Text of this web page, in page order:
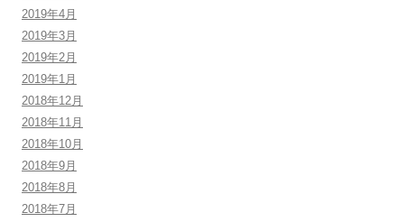
2019年4月
2019年3月
2019年2月
2019年1月
2018年12月
2018年11月
2018年10月
2018年9月
2018年8月
2018年7月